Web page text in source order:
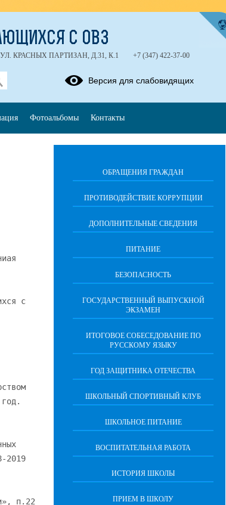
с
2019
п.22
ОБРАЩЕНИЯ ГРАЖДАН
ПРОТИВОДЕЙСТВИЕ КОРРУПЦИИ
ДОПОЛНИТЕЛЬНЫЕ СВЕДЕНИЯ
ПИТАНИЕ
БЕЗОПАСНОСТЬ
ГОСУДАРСТВЕННЫЙ ВЫПУСКНОЙ
ЭКЗАМЕН
ИТОГОВОЕ СОБЕСЕДОВАНИЕ ПО
РУССКОМУ ЯЗЫКУ
ГОД ЗАЩИТНИКА ОТЕЧЕСТВА
ШКОЛЬНЫЙ СПОРТИВНЫЙ КЛУБ
ШКОЛЬНОЕ ПИТАНИЕ
ВОСПИТАТЕЛЬНАЯ РАБОТА
ИСТОРИЯ ШКОЛЫ
ПРИЕМ В ШКОЛУ
С ОВЗ
КРАСНЫХ ПАРТИЗАН, Д.31, К.1 +7 (347) 422-37-00
Версия для слабовидящих
Фотоальбомы Контакты